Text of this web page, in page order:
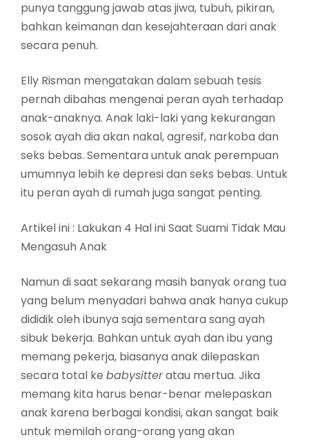
punya tanggung jawab atas jiwa, tubuh, pikiran,
bahkan keimanan dan kesejahteraan dari anak
secara penuh.
Elly Risman mengatakan dalam sebuah tesis
pernah dibahas mengenai peran ayah terhadap
anak-anaknya. Anak laki-laki yang kekurangan
sosok ayah dia akan nakal, agresif, narkoba dan
seks bebas. Sementara untuk anak perempuan
umumnya lebih ke depresi dan seks bebas. Untuk
itu peran ayah di rumah juga sangat penting.
Artikel ini : Lakukan 4 Hal ini Saat Suami Tidak Mau
Mengasuh Anak
Namun di saat sekarang masih banyak orang tua
yang belum menyadari bahwa anak hanya cukup
dididik oleh ibunya saja sementara sang ayah
sibuk bekerja. Bahkan untuk ayah dan ibu yang
memang pekerja, biasanya anak dilepaskan
secara total ke babysitteratau mertua. Jika
memang kita harus benar-benar melepaskan
anak karena berbagai kondisi, akan sangat baik
untuk memilah orang-orang yang akan